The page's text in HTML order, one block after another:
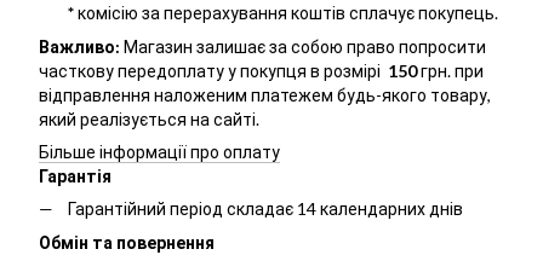
*комісію за перерахування коштів сплачує покупець.
Важливо: Магазин залишає за собою право попросити
часткову передоплату у покупця в розмірі 150грн. при
відправлення наложеним платежем будь-якого товару,
який реалізується на сайті.
Більше інформації про оплату
Гарантія
Гарантійний період складає 14 календарних днів
Обмін та повернення